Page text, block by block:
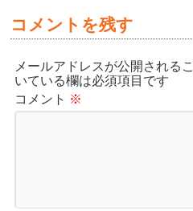
コメントを残す
メールアドレスが公開される
いている欄は必須項目です
コメント ※